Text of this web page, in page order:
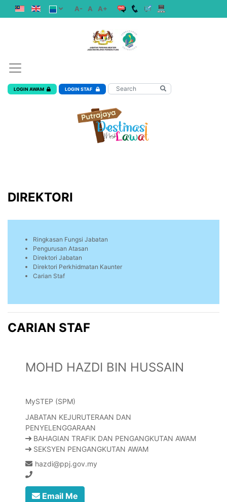
A- A A+
LOGIN AWAM LOGIN STAF
DIREKTORI
Ringkasan Fungsi Jabatan
Pengurusan Atasan
Direktori Jabatan
Direktori Perkhidmatan Kaunter
Carian Staf
CARIAN STAF
MOHD HAZDI BIN HUSSAIN
MySTEP (SPM)
JABATAN KEJURUTERAAN DAN
PENYELENGGARAAN
BAHAGIAN TRAFIK DAN PENGANGKUTAN AWAM
SEKSYEN PENGANGKUTAN AWAM
hazdi@ppj.gov.my
Email Me